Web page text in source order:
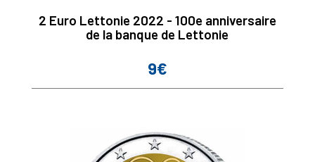
2 Euro Lettonie 2022 - 100e anniversaire
de la banque de Lettonie
Prix
9€